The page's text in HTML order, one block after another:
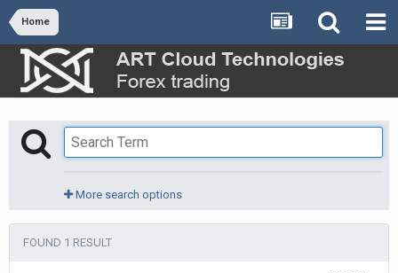
Home
More search options
FOUND 1 RESULT